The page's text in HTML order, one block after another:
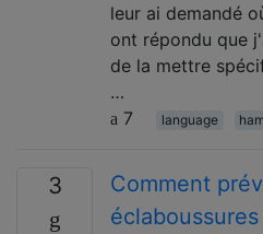
leur ai demandé
ont répondu que
de la mettre
…
7
language
3
Comment